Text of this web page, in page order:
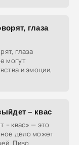
глаза
глаза
могут
и эмоции,
– квас
– квас» — это
дело может
Пиво